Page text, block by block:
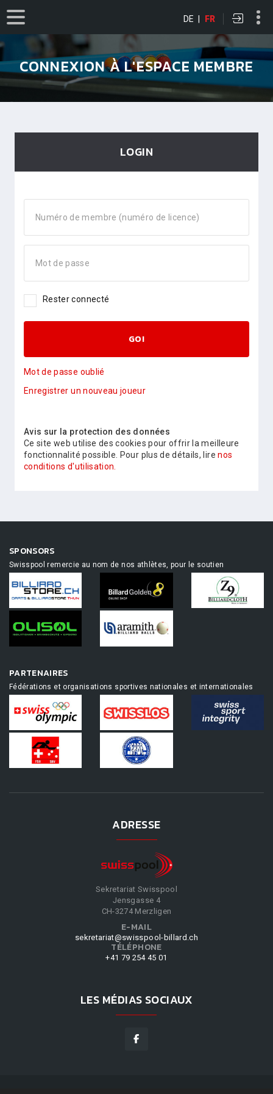
DE | FR
CONNEXION À L'ESPACE MEMBRE
LOGIN
Numéro de membre (numéro de licence)
Mot de passe
Rester connecté
GO!
Mot de passe oublié
Enregistrer un nouveau joueur
Avis sur la protection des données
Ce site web utilise des cookies pour offrir la meilleure
fonctionnalité possible. Pour plus de détails, lirenos
conditions d'utilisation.
SPONSORS
Swisspool remercie au nom de nos athlètes, pour le soutien
PARTENAIRES
Fédérations et organisations sportives nationales et internationales
ADRESSE
Sekretariat Swisspool
Jensgasse 4
CH-3274 Merzligen
E-MAIL
sekretariat@swisspool-billard.ch
TÉLÉPHONE
+41 79 254 45 01
LES MÉDIAS SOCIAUX